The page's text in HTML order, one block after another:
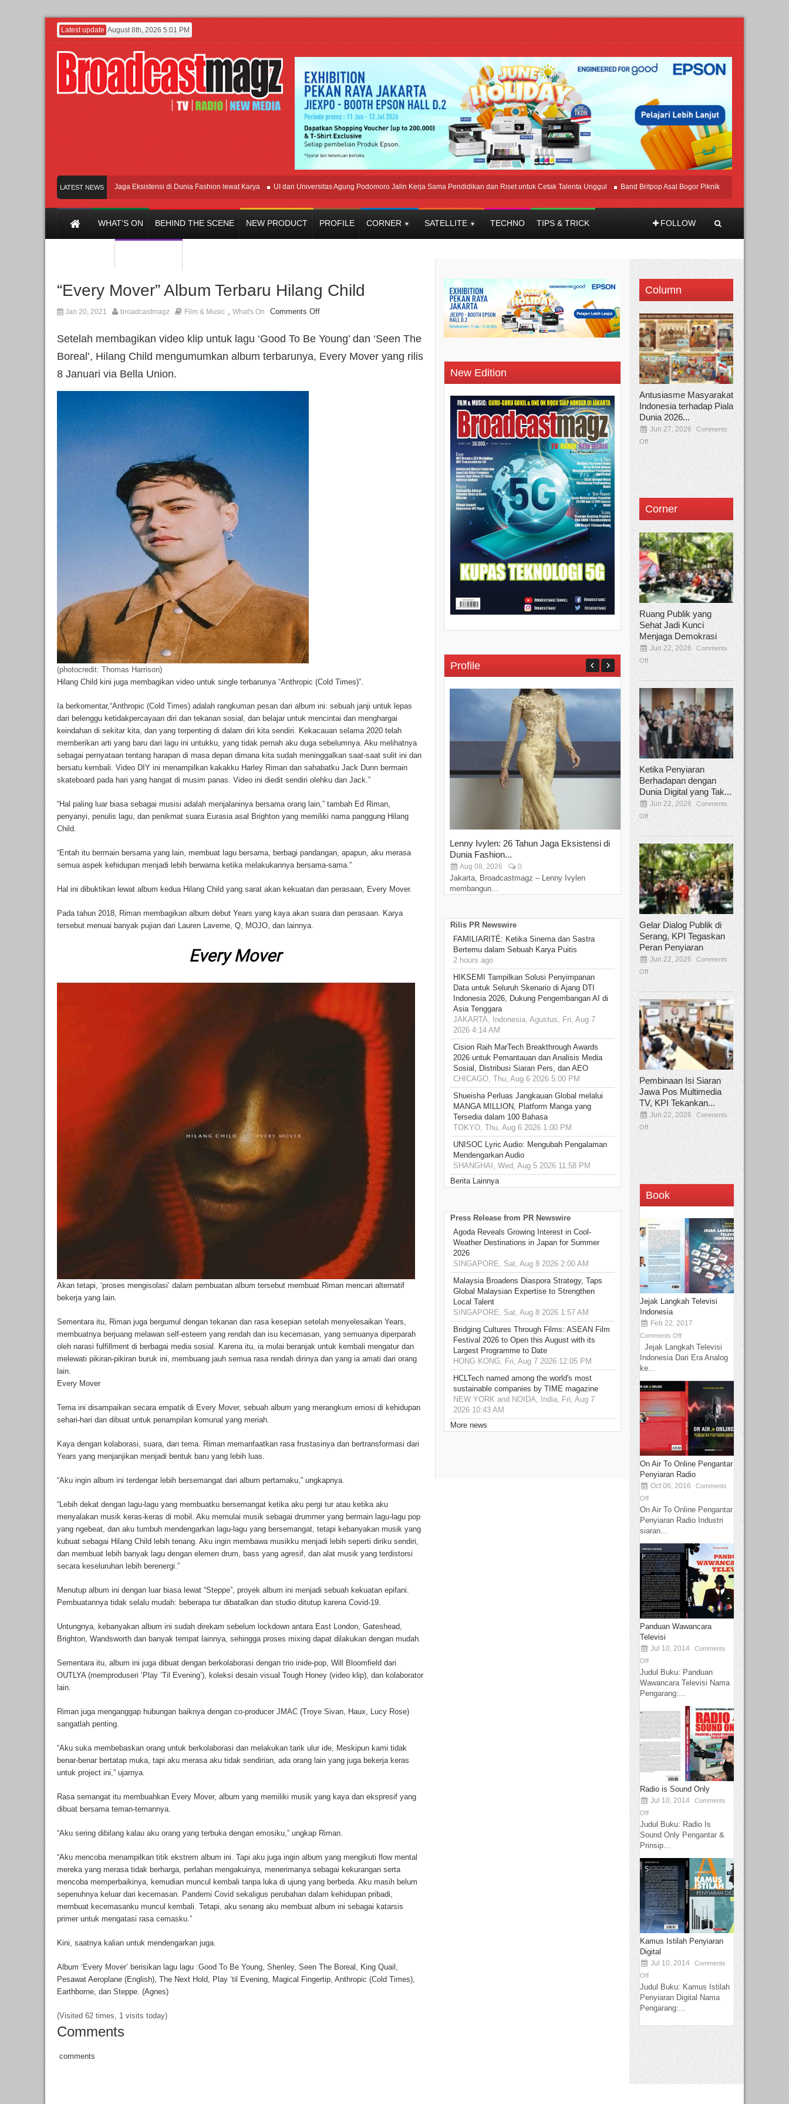
Latest update August 8th, 2026 5:01 PM
LATEST NEWS
Lenny Ivylen: 26 Tahun Jaga Eksistensi di Dunia Fashion lewat Karya UI dan Universitas Agung Podomoro Jalin Kerja Sama Pendidikan dan Riset untuk Cetak Talenta Unggul Band Britpop Asal Bogor Piknik Rilis Mini Album “Astrometri”
WHAT’S ON BEHIND THE SCENE NEW PRODUCT PROFILE CORNER SATELLITE TECHNO TIPS & TRICK FOLLOW
“Every Mover” Album Terbaru Hilang Child
Jan 20, 2021 broadcastmagz Film & Music , What's On Comments Off
Setelah membagikan video klip untuk lagu ‘Good To Be Young’ dan ‘Seen The
Boreal’, Hilang Child mengumumkan album terbarunya, Every Mover yang rilis
8 Januari via Bella Union.
(photocredit: Thomas Harrison)
Hilang Child kini juga membagikan video untuk single terbarunya “Anthropic (Cold Times)”.
Ia berkomentar,“Anthropic (Cold Times) adalah rangkuman pesan dari album ini: sebuah janji untuk lepas
dari belenggu ketidakpercayaan diri dan tekanan sosial, dan belajar untuk mencintai dan menghargai
keindahan di sekitar kita, dan yang terpenting di dalam diri kita sendiri. Kekacauan selama 2020 telah
memberikan arti yang baru dari lagu ini untukku, yang tidak pernah aku duga sebelumnya. Aku melihatnya
sebagai pernyataan tentang harapan di masa depan dimana kita sudah meninggalkan saat-saat sulit ini dan
bersatu kembali. Video DIY ini menampilkan kakakku Harley Riman dan sahabatku Jack Dunn bermain
skateboard pada hari yang hangat di musim panas. Video ini diedit sendiri olehku dan Jack.”
“Hal paling luar biasa sebagai musisi adalah menjalaninya bersama orang lain,” tambah Ed Riman,
penyanyi, penulis lagu, dan penikmat suara Eurasia asal Brighton yang memiliki nama panggung Hilang
Child.
“Entah itu bermain bersama yang lain, membuat lagu bersama, berbagi pandangan, apapun, aku merasa
semua aspek kehidupan menjadi lebih berwarna ketika melakukannya bersama-sama.”
Hal ini dibuktikan lewat album kedua Hilang Child yang sarat akan kekuatan dan perasaan, Every Mover.
Pada tahun 2018, Riman membagikan album debut Years yang kaya akan suara dan perasaan. Karya
tersebut menuai banyak pujian dari Lauren Laverne, Q, MOJO, dan lainnya.
Akan tetapi, ‘proses mengisolasi’ dalam pembuatan album tersebut membuat Riman mencari alternatif
bekerja yang lain.
Sementara itu, Riman juga bergumul dengan tekanan dan rasa kesepian setelah menyelesaikan Years,
membuatnya berjuang melawan self-esteem yang rendah dan isu kecemasan, yang semuanya diperparah
oleh narasi fulfillment di berbagai media sosial. Karena itu, ia mulai beranjak untuk kembali mengatur dan
melewati pikiran-pikiran buruk ini, membuang jauh semua rasa rendah dirinya dan yang ia amati dari orang
lain.
Every Mover
Tema ini disampaikan secara empatik di Every Mover, sebuah album yang merangkum emosi di kehidupan
sehari-hari dan dibuat untuk penampilan komunal yang meriah.
Kaya dengan kolaborasi, suara, dan tema. Riman memanfaatkan rasa frustasinya dan bertransformasi dari
Years yang menjanjikan menjadi bentuk baru yang lebih luas.
“Aku ingin album ini terdengar lebih bersemangat dari album pertamaku,” ungkapnya.
“Lebih dekat dengan lagu-lagu yang membuatku bersemangat ketika aku pergi tur atau ketika aku
menyalakan musik keras-keras di mobil. Aku memulai musik sebagai drummer yang bermain lagu-lagu pop
yang ngebeat, dan aku tumbuh mendengarkan lagu-lagu yang bersemangat, tetapi kebanyakan musik yang
kubuat sebagai Hilang Child lebih tenang. Aku ingin membawa musikku menjadi lebih seperti diriku sendiri,
dan membuat lebih banyak lagu dengan elemen drum, bass yang agresif, dan alat musik yang terdistorsi
secara keseluruhan lebih berenergi.”
Menutup album ini dengan luar biasa lewat “Steppe”, proyek album ini menjadi sebuah kekuatan epifani.
Pembuatannya tidak selalu mudah: beberapa tur dibatalkan dan studio ditutup karena Covid-19.
Untungnya, kebanyakan album ini sudah direkam sebelum lockdown antara East London, Gateshead,
Brighton, Wandsworth dan banyak tempat lainnya, sehingga proses mixing dapat dilakukan dengan mudah.
Sementara itu, album ini juga dibuat dengan berkolaborasi dengan trio inide-pop, Will Bloomfield dari
OUTLYA (memproduseri ‘Play ’Til Evening’), koleksi desain visual Tough Honey (video klip), dan kolaborator
lain.
Riman juga menganggap hubungan baiknya dengan co-producer JMAC (Troye Sivan, Haux, Lucy Rose)
sangatlah penting.
“Aku suka membebaskan orang untuk berkolaborasi dan melakukan tarik ulur ide, Meskipun kami tidak
benar-benar bertatap muka, tapi aku merasa aku tidak sendirian, ada orang lain yang juga bekerja keras
untuk project ini,” ujarnya.
Rasa semangat itu membuahkan Every Mover, album yang memiliki musik yang kaya dan ekspresif yang
dibuat bersama teman-temannya.
“Aku sering dibilang kalau aku orang yang terbuka dengan emosiku,” ungkap Riman.
“Aku mencoba menampilkan titik ekstrem album ini. Tapi aku juga ingin album yang mengikuti flow mental
mereka yang merasa tidak berharga, perlahan mengakuinya, menerimanya sebagai kekurangan serta
mencoba memperbaikinya, kemudian muncul kembali tanpa luka di ujung yang berbeda. Aku masih belum
sepenuhnya keluar dari kecemasan. Pandemi Covid sekaligus perubahan dalam kehidupan pribadi,
membuat kecemasanku muncul kembali. Tetapi, aku senang aku membuat album ini sebagai katarsis
primer untuk mengatasi rasa cemasku.”
Kini, saatnya kalian untuk mendengarkan juga.
Album ‘Every Mover’ berisikan lagu lagu :Good To Be Young, Shenley, Seen The Boreal, King Quail,
Pesawat Aeroplane (English), The Next Hold, Play ‘til Evening, Magical Fingertip, Anthropic (Cold Times),
Earthborne, dan Steppe. (Agnes)
(Visited 62 times, 1 visits today)
Comments
comments
New Edition
Profile
Lenny Ivylen: 26 Tahun Jaga Eksistensi di
Dunia Fashion...
Aug 08, 2026 0
Jakarta, Broadcastmagz – Lenny Ivylen
membangun...
Yan Senjaya, Kreativitas Lima
Sinema Indonesia
Dec 22, 2025 Comments Off
Jakarta, Broadcastmagz – Yan Senjaya
Rilis PR Newswire
FAMILIARITÉ: Ketika Sinema dan Sastra
Bertemu dalam Sebuah Karya Puitis
2 hours ago
HIKSEMI Tampilkan Solusi Penyimpanan
Data untuk Seluruh Skenario di Ajang DTI
Indonesia 2026, Dukung Pengembangan AI di
Asia Tenggara
JAKARTA, Indonesia, Agustus, Fri, Aug 7
2026 4:14 AM
Cision Raih MarTech Breakthrough Awards
2026 untuk Pemantauan dan Analisis Media
Sosial, Distribusi Siaran Pers, dan AEO
CHICAGO, Thu, Aug 6 2026 5:00 PM
Shueisha Perluas Jangkauan Global melalui
MANGA MILLION, Platform Manga yang
Tersedia dalam 100 Bahasa
TOKYO, Thu, Aug 6 2026 1:00 PM
UNISOC Lyric Audio: Mengubah Pengalaman
Mendengarkan Audio
SHANGHAI, Wed, Aug 5 2026 11:58 PM
Berita Lainnya
Press Release from PR Newswire
Agoda Reveals Growing Interest in Cool-
Weather Destinations in Japan for Summer
2026
SINGAPORE, Sat, Aug 8 2026 2:00 AM
Malaysia Broadens Diaspora Strategy, Taps
Global Malaysian Expertise to Strengthen
Local Talent
SINGAPORE, Sat, Aug 8 2026 1:57 AM
Bridging Cultures Through Films: ASEAN Film
Festival 2026 to Open this August with its
Largest Programme to Date
HONG KONG, Fri, Aug 7 2026 12:05 PM
HCLTech named among the world's most
sustainable companies by TIME magazine
NEW YORK and NOIDA, India, Fri, Aug 7
2026 10:43 AM
More news
Column
Antusiasme Masyarakat
Indonesia terhadap Piala
Dunia 2026...
Jun 27, 2026
Comments
Off
Corner
Ruang Publik yang
Sehat Jadi Kunci
Menjaga Demokrasi
Jun 22, 2026
Comments
Off
Ketika Penyiaran
Berhadapan dengan
Dunia Digital yang Tak...
Jun 22, 2026
Comments
Off
Gelar Dialog Publik di
Serang, KPI Tegaskan
Peran Penyiaran
Jun 22, 2026
Comments
Off
Pembinaan Isi Siaran
Jawa Pos Multimedia
TV, KPI Tekankan...
Jun 22, 2026
Comments
Off
Book
Jejak Langkah Televisi
Indonesia
Feb 22, 2017
Comments Off
Jejak Langkah Televisi
Indonesia Dari Era Analog
ke...
On Air To Online Pengantar
Penyiaran Radio
Oct 06, 2016
Comments
Off
On Air To Online Pengantar
Penyiaran Radio Industri
siaran...
Panduan Wawancara
Televisi
Jul 10, 2014
Comments
Off
Judul Buku: Panduan
Wawancara Televisi Nama
Pengarang:...
Radio is Sound Only
Jul 10, 2014
Comments
Off
Judul Buku: Radio Is
Sound Only Pengantar &
Prinsip...
Kamus Istilah Penyiaran
Digital
Jul 10, 2014
Comments
Off
Judul Buku: Kamus Istilah
Penyiaran Digital Nama
Pengarang:...